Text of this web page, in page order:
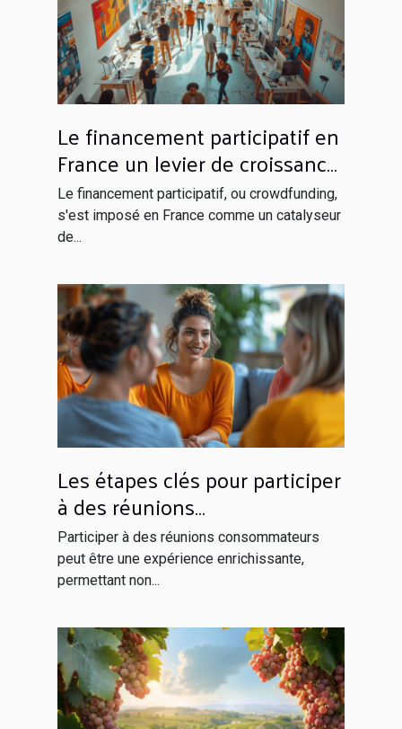
Le financement participatif en
France un levier de croissance
pour les projets innovants
Le financement participatif, ou crowdfunding,
s'est imposé en France comme un catalyseur
de...
Les étapes clés pour participer
à des réunions
consommateurs et être
rémunéré
Participer à des réunions consommateurs
peut être une expérience enrichissante,
permettant non...